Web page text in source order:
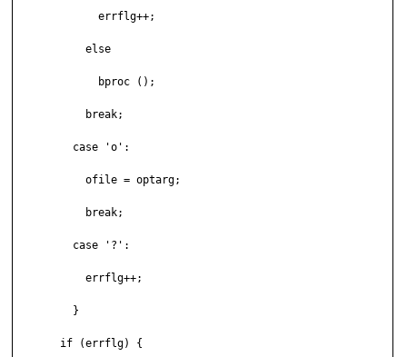
             errflg++;
           else
             bproc ();
           break;
         case 'o':
           ofile = optarg;
           break;
         case '?':
           errflg++;
         }
       if (errflg) {